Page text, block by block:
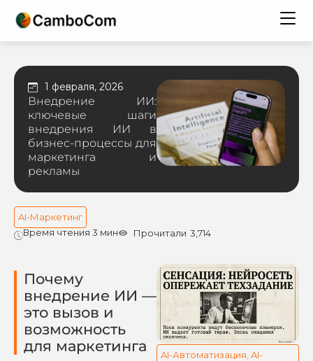
1 февраля, 2026
Внедрение ИИ:
ключевые шаги
внедрения ИИ в
бизнес-процессы для
маркетинга и
рекламы
Время чтения 3 мин Прочитали 3,714
AI-Маркетинг
Почему
внедрение ИИ —
это вызов и
возможность
для маркетинга
AI-Автоматизация AI-